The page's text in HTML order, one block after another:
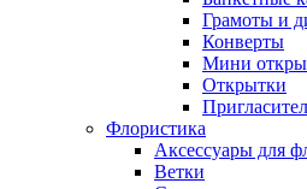
Грамоты и
Конверты
Мини
Открытки
Флористика
Аксессуары для
Ветки